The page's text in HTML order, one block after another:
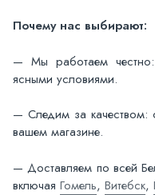
Почему нас выбирают:
— Мы работаем
ясными условиями.
— Следим за качеством:
вашем магазине.
— Доставляем по всей
включая Гомель, Витебск,